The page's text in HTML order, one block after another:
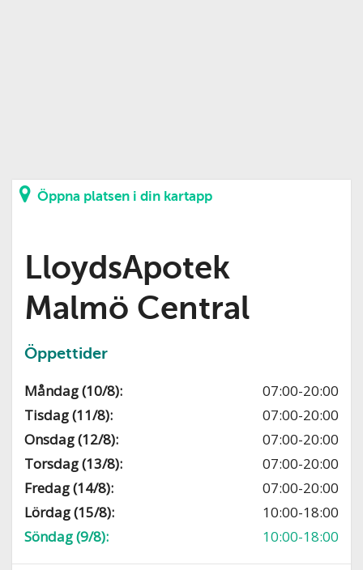
Öppna platsen i din kartapp
LloydsApotek
Malmö Central
Öppettider
Måndag (10/8):
07:00-20:00
Tisdag (11/8):
07:00-20:00
Onsdag (12/8):
07:00-20:00
Torsdag (13/8):
07:00-20:00
Fredag (14/8):
07:00-20:00
Lördag (15/8):
10:00-18:00
Söndag (9/8):
10:00-18:00